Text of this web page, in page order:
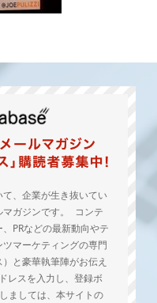
、企業が生き抜いてい
マガジンです。 コンテ
PRなどの最新動向やテ
マーケティングの専門
と豪華執筆陣がお伝え
レスを入力し、登録ボ
ましては、本サイトの